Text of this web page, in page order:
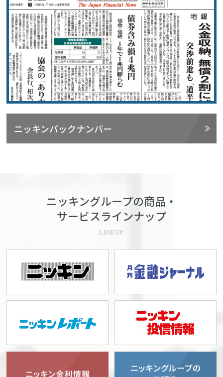
ニッキンバックナンバー
ニッキングループの商品・
サービスラインナップ
LINEUP